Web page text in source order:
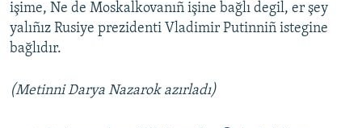
işime, Ne de Moskalkovanıñ işine bağlı degil, er şey
yalıñız Rusiye prezidenti Vladimir Putinniñ istegine
bağlıdır.
(Metinni Darya Nazarok azırladı)